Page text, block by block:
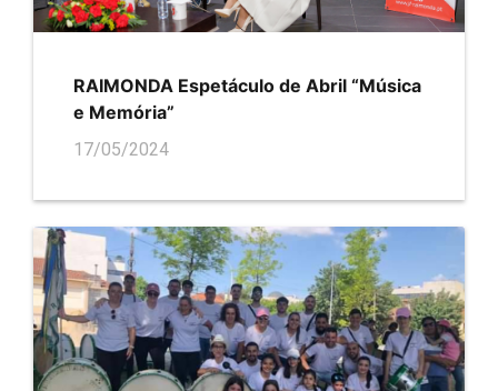
RAIMONDA Espetáculo de Abril “Música
e Memória”
17/05/2024